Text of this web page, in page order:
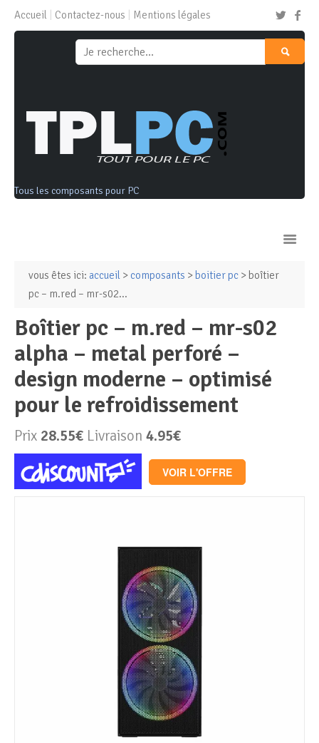
Accueil Contactez-nous Mentions légales
Tous les composants pour PC
Ordinateurs & Tablettes
PC de bureau
PC portable
Mini PC
PC Tout-en-un
Alimentation PC
Boitier PC
Carte graphique
Périphériques & Réseaux
Clavier & Souris
Ecran PC
vous êtes ici: accueil > composants > boitier pc > boîtier
pc – m.red – mr-s02...
boîtier pc – m.red – mr-s02
alpha – metal perforé –
design moderne – optimisé
pour le refroidissement
Prix 28.55€ Livraison 4.95€
VOIR L'OFFRE